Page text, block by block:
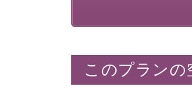
このプランの